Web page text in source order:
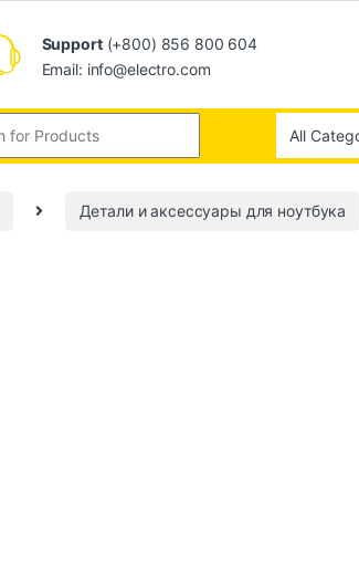
Support(+800) 856 800 604
Email: info@electro.com
Детали и аксессуары для ноутбука